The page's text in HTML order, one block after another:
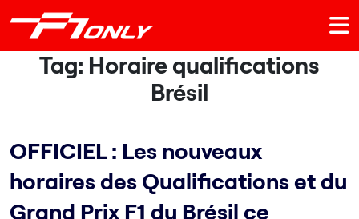
Tag: Horaire qualifications
Brésil
OFFICIEL : Les nouveaux
horaires des Qualifications et du
Grand Prix F1 du Brésil ce